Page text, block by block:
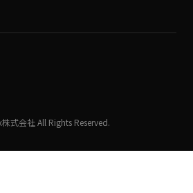
式会社 All Rights Reserved.